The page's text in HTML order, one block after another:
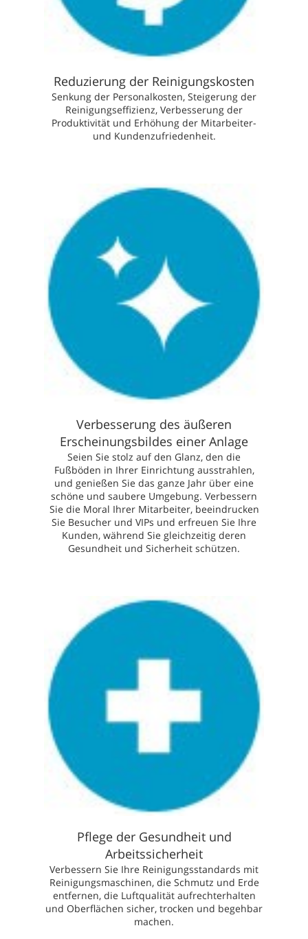
Reduzierung der Reinigungskosten
Senkung der Personalkosten, Steigerung der
Reinigungseffizienz, Verbesserung der
Produktivität und Erhöhung der Mitarbeiter-
und Kundenzufriedenheit.
Verbesserung des äußeren
Erscheinungsbildes einer Anlage
Seien Sie stolz auf den Glanz, den die
Fußböden in Ihrer Einrichtung ausstrahlen,
und genießen Sie das ganze Jahr über eine
schöne und saubere Umgebung. Verbessern
Sie die Moral Ihrer Mitarbeiter, beeindrucken
Sie Besucher und VIPs und erfreuen Sie Ihre
Kunden, während Sie gleichzeitig deren
Gesundheit und Sicherheit schützen.
Pflege der Gesundheit und
Arbeitssicherheit
Verbessern Sie Ihre Reinigungsstandards mit
Reinigungsmaschinen, die Schmutz und Erde
entfernen, die Luftqualität aufrechterhalten
und Oberflächen sicher, trocken und begehbar
machen.